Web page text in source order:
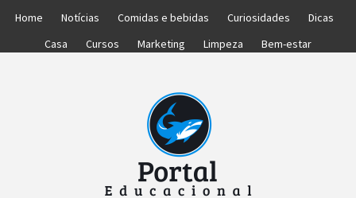
Home Notícias Comidas e bebidas Curiosidades
Dicas
Casa
Cursos Marketing Limpeza Bem-estar